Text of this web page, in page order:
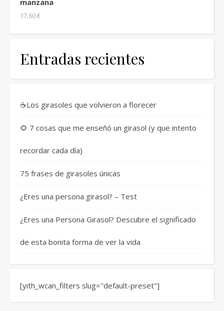
manzana
17,60€
Entradas recientes
☕Los girasoles que volvieron a florecer
🌻 7 cosas que me enseñó un girasol (y que intento
recordar cada día)
75 frases de girasoles únicas
¿Eres una persona girasol? – Test
¿Eres una Persona Girasol? Descubre el significado
de esta bonita forma de ver la vida
[yith_wcan_filters slug="default-preset"]